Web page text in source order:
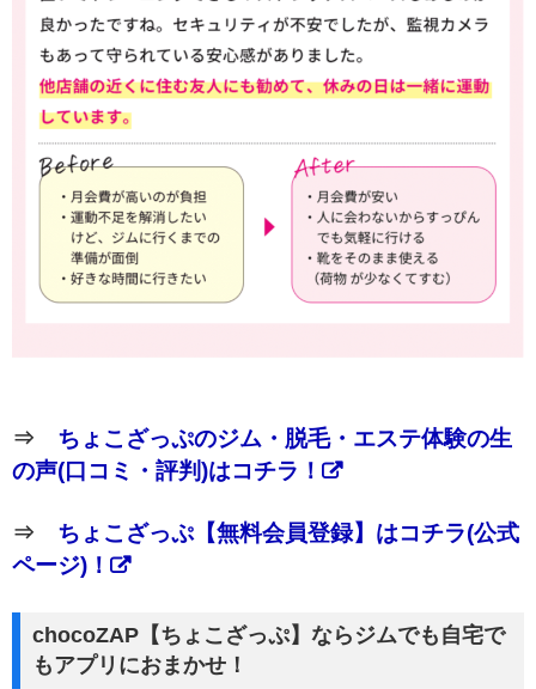
⇒ ちょこざっぷのジム・脱毛・エステ体験の生
の声(口コミ・評判)はコチラ！
⇒ ちょこざっぷ【無料会員登録】はコチラ(公式
ページ)！
chocoZAP【ちょこざっぷ】ならジムでも自宅で
もアプリにおまかせ！